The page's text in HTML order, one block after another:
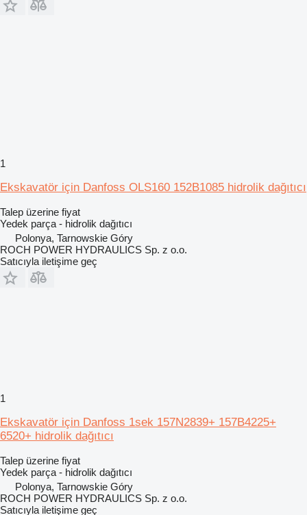
1
Ekskavatör için Danfoss OLS160 152B1085 hidrolik dağıtıcı
Talep üzerine fiyat
Yedek parça - hidrolik dağıtıcı
Polonya, Tarnowskie Góry
ROCH POWER HYDRAULICS Sp. z o.o.
Satıcıyla iletişime geç
1
Ekskavatör için Danfoss 1sek 157N2839+ 157B4225+
6520+ hidrolik dağıtıcı
Talep üzerine fiyat
Yedek parça - hidrolik dağıtıcı
Polonya, Tarnowskie Góry
ROCH POWER HYDRAULICS Sp. z o.o.
Satıcıyla iletişime geç